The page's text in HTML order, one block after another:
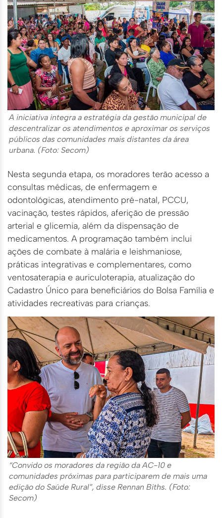
A iniciativa integra a estratégia da gestão municipal de
descentralizar os atendimentos e aproximar os serviços
públicos das comunidades mais distantes da área
urbana. (Foto: Secom)
Nesta segunda etapa, os moradores terão acesso a
consultas médicas, de enfermagem e
odontológicas, atendimento pré-natal, PCCU,
vacinação, testes rápidos, aferição de pressão
arterial e glicemia, além da dispensação de
medicamentos. A programação também inclui
ações de combate à malária e leishmaniose,
práticas integrativas e complementares, como
ventosaterapia e auriculoterapia, atualização do
Cadastro Único para beneficiários do Bolsa Família e
atividades recreativas para crianças.
“Convido os moradores da região da AC-10 e
comunidades próximas para participarem de mais uma
edição do Saúde Rural”, disse Rennan Biths. (Foto:
Secom)